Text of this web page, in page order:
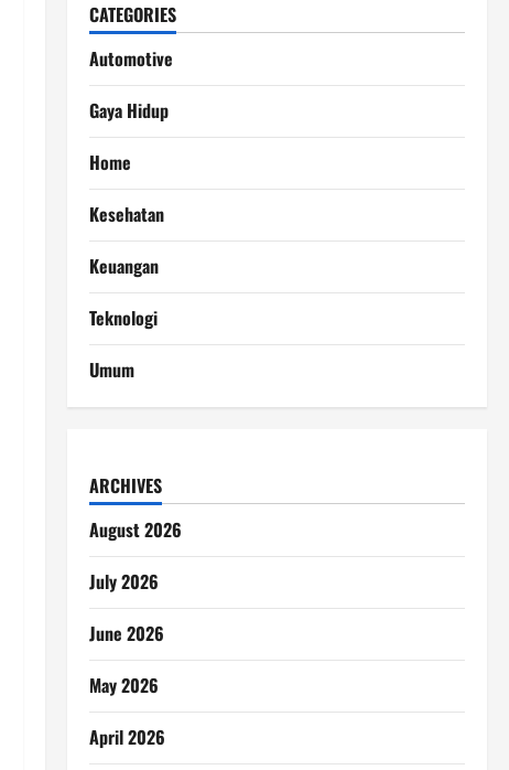
CATEGORIES
Automotive
Gaya Hidup
Home
Kesehatan
Keuangan
Teknologi
Umum
ARCHIVES
August 2026
July 2026
June 2026
May 2026
April 2026